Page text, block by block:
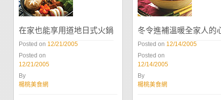
在家也能享用道地日式火鍋
Posted on 12/21/2005
Posted on
12/21/2005
By
楊桃美食網
冬令進補溫暖全家人的
Posted on 12/14/2005
Posted on
12/14/2005
By
楊桃美食網